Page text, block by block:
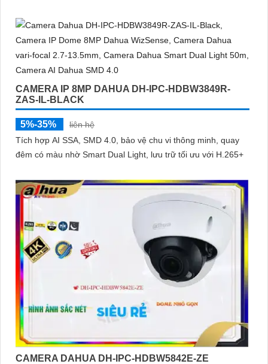
công nghệ phân biệt người và phương tiện, nâng cao độ
chính xác trong cảnh báo, hỗ trợ POE tiện lợi
CAMERA IP 8MP DAHUA DH-IPC-HDBW3849R-
ZAS-IL-BLACK
5%-35%
liên hệ
Tích hợp AI SSA, SMD 4.0, bảo vệ chu vi thông minh, quay
đêm có màu nhờ Smart Dual Light, lưu trữ tối ưu với H.265+
CAMERA DAHUA DH-IPC-HDBW5842E-ZE